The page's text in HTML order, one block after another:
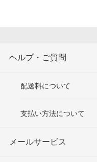
ヘルプ・ご質問
配送料について
支払い方法について
メールサービス